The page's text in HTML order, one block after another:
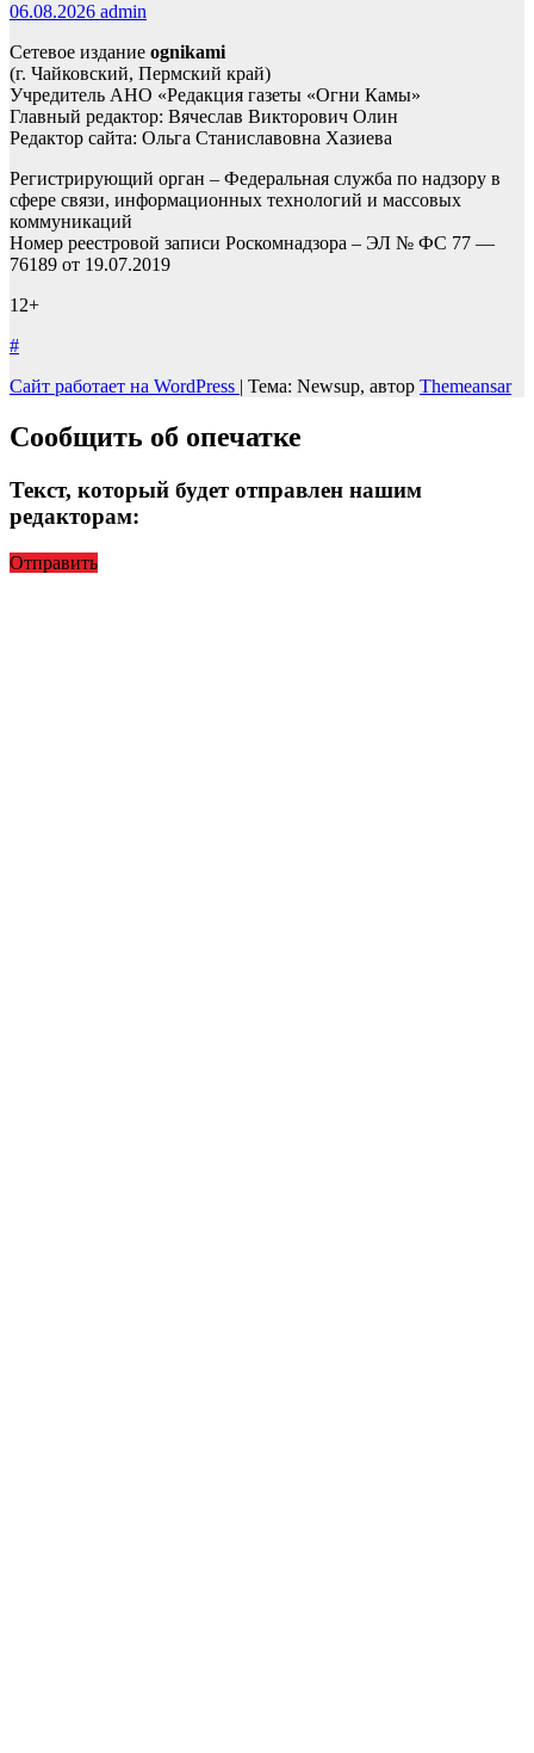
06.08.2026 admin
Сетевое издание ognikami
(г. Чайковский, Пермский край)
Учредитель АНО «Редакция газеты «Огни Камы»
Главный редактор: Вячеслав Викторович Олин
Редактор сайта: Ольга Станиславовна Хазиева
Регистрирующий орган – Федеральная служба по надзору в
сфере связи, информационных технологий и массовых
коммуникаций
Номер реестровой записи Роскомнадзора – ЭЛ № ФС 77 —
76189 от 19.07.2019
12+
#
Сайт работает на WordPress | Тема: Newsup, автор Themeansar
Сообщить об опечатке
Текст, который будет отправлен нашим
редакторам:
Отправить